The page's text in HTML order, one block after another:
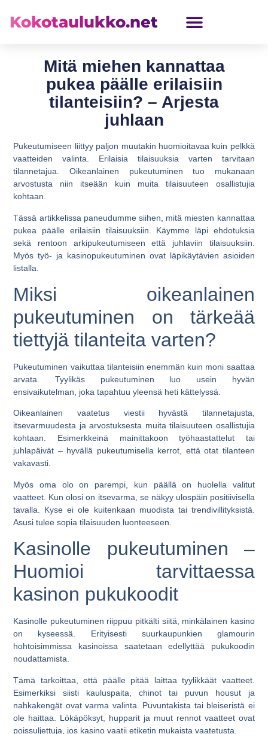
Kokotaulukko.net
Mitä miehen kannattaa
pukea päälle erilaisiin
tilanteisiin? – Arjesta
juhlaan
Pukeutumiseen liittyy paljon muutakin huomioitavaa kuin pelkkä
vaatteiden valinta. Erilaisia tilaisuuksia varten tarvitaan
tilannetajua. Oikeanlainen pukeutuminen tuo mukanaan
arvostusta niin itseään kuin muita tilaisuuteen osallistujia
kohtaan.
Tässä artikkelissa paneudumme siihen, mitä miesten kannattaa
pukea päälle erilaisiin tilaisuuksiin. Käymme läpi ehdotuksia
sekä rentoon arkipukeutumiseen että juhlaviin tilaisuuksiin.
Myös työ- ja kasinopukeutuminen ovat läpikäytävien asioiden
listalla.
Miksi oikeanlainen
pukeutuminen on tärkeää
tiettyjä tilanteita varten?
Pukeutuminen vaikuttaa tilanteisiin enemmän kuin moni saattaa
arvata. Tyylikäs pukeutuminen luo usein hyvän
ensivaikutelman, joka tapahtuu yleensä heti kättelyssä.
Oikeanlainen vaatetus viestii hyvästä tilannetajusta,
itsevarmuudesta ja arvostuksesta muita tilaisuuteen osallistujia
kohtaan. Esimerkkeinä mainittakoon työhaastattelut tai
juhlapäivät – hyvällä pukeutumisella kerrot, että otat tilanteen
vakavasti.
Myös oma olo on parempi, kun päällä on huolella valitut
vaatteet. Kun olosi on itsevarma, se näkyy ulospäin positiivisella
tavalla. Kyse ei ole kuitenkaan muodista tai trendivillityksistä.
Asusi tulee sopia tilaisuuden luonteeseen.
Kasinolle pukeutuminen –
Huomioi tarvittaessa
kasinon pukukoodit
Kasinolle pukeutuminen riippuu pitkälti siitä, minkälainen kasino
on kyseessä. Erityisesti suurkaupunkien glamourin
hohtoisimmissa kasinoissa saatetaan edellyttää pukukoodin
noudattamista.
Tämä tarkoittaa, että päälle pitää laittaa tyylikkäät vaatteet.
Esimerkiksi siisti kauluspaita, chinot tai puvun housut ja
nahkakengät ovat varma valinta. Puvuntakista tai bleiseristä ei
ole haittaa. Lökäpöksyt, hupparit ja muut rennot vaatteet ovat
poissuljettuja, jos kasino vaatii etiketin mukaista vaatetusta.